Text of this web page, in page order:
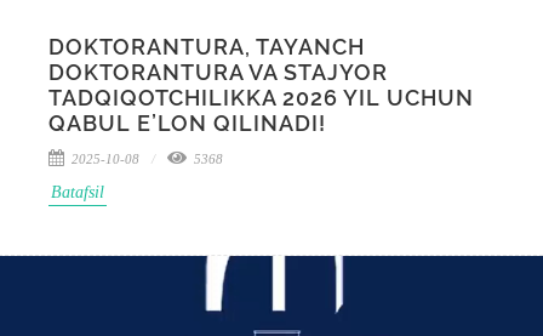
DOKTORANTURA, TAYANCH
DOKTORANTURA VA STAJYOR
TADQIQOTCHILIKKA 2026 YIL UCHUN
QABUL E’LON QILINADI!
2025-10-08 5368
Batafsil